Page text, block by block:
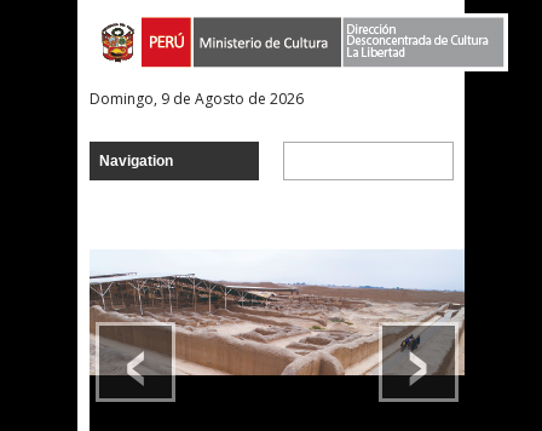
Domingo, 9 de Agosto de 2026
›
‹